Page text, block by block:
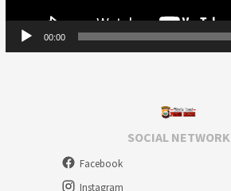
00:00
SOCIAL NETWORK
Facebook
Instagram